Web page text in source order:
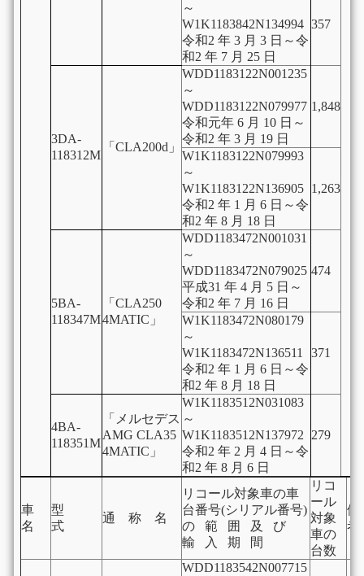
～
W1K1183842N134994
令和2 年 3 月 3 日～令
和2 年 7 月 25 日
357
3DA-
118312M
「CLA200d」
WDD1183122N001235
～
WDD1183122N079977
令和元年 6 月 10 日～
令和2 年 3 月 19 日
1,848
W1K1183122N079993
～
W1K1183122N136905
令和2 年 1 月 6 日～令
和2 年 8 月 18 日
1,263
5BA-
118347M
「CLA250
4MATIC」
WDD1183472N001031
～
WDD1183472N079025
平成31 年 4 月 5 日～
令和2 年 7 月 16 日
474
W1K1183472N080179
～
W1K1183472N136511
令和2 年 1 月 6 日～令
和2 年 8 月 18 日
371
4BA-
118351M
「メルセデス
AMG CLA35
4MATIC」
W1K1183512N031083
～
W1K1183512N137972
令和2 年 2 月 4 日～令
和2 年 8 月 6 日
279
車
名
型
式
通 称 名
リコール対象車の車
台番号(シリアル番号)
の 範 囲 及 び
輸 入 期 間
リコ
ール
対象
車の
台数
考
WDD1183542N007715